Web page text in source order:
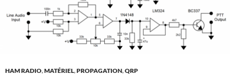
HAM RADIO,MATÉRIEL,PROPAGATION,QRP